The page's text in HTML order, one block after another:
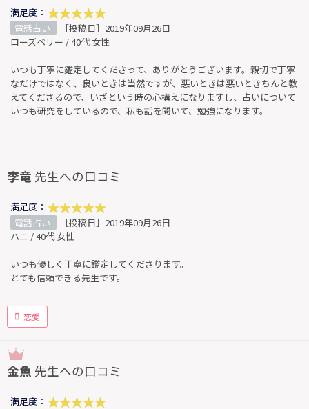
満足度：
電話占い
［投稿日］2019年09月26日
ローズベリー / 40代 女性
いつも丁寧に鑑定してくださって、ありがとうございます。親切で丁寧
なだけではなく、良いときは当然ですが、悪いときは悪いときちんと教
えてくださるので、いざという時の心構えになりますし、占いについて
いつも研究をしているので、私も話を聞いて、勉強になります。
李竜 先生への口コミ
満足度：
電話占い
［投稿日］2019年09月26日
ハニ / 40代 女性
いつも優しく丁寧に鑑定してくださります。
とても信頼できる先生です。
恋愛
金魚 先生への口コミ
満足度：